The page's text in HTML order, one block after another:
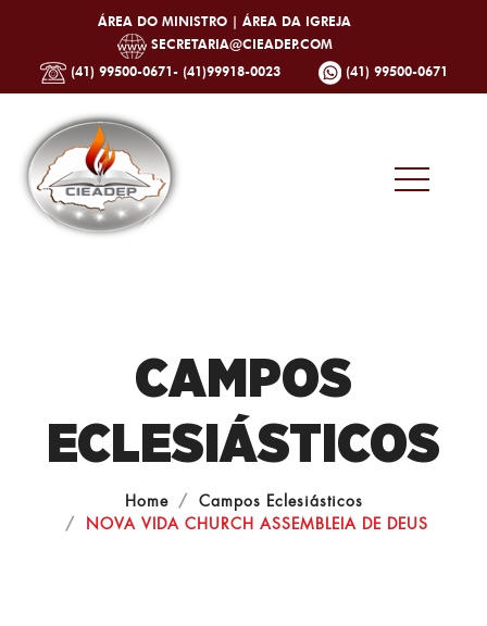
ÁREA DO MINISTRO | ÁREA DA IGREJA
SECRETARIA@CIEADEP.COM
(41) 99500-0671- (41)99918-0023
(41) 99500-0671
CAMPOS
ECLESIÁSTICOS
Home
Campos Eclesiásticos
NOVA VIDA CHURCH ASSEMBLEIA DE DEUS